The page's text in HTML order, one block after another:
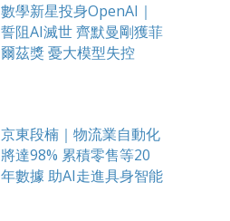
數學新星投身OpenAI｜
誓阻AI滅世 齊默曼剛獲菲
爾茲獎 憂大模型失控
京東段楠｜物流業自動化
將達98% 累積零售等20
年數據 助AI走進具身智能